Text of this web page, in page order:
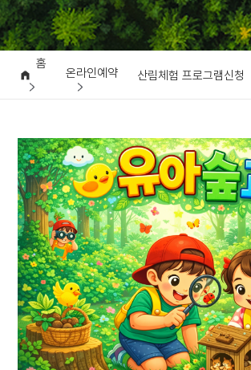
홈
온라인예약 산림체험 프로그램신청